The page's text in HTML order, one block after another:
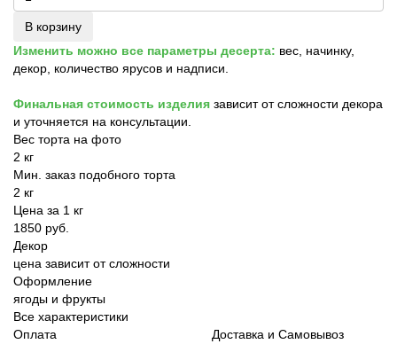
В корзину
Изменить можно все параметры десерта: вес, начинку,
декор, количество ярусов и надписи.
Финальная стоимость изделия зависит от сложности декора
и уточняется на консультации.
Вес торта на фото
2 кг
Мин. заказ подобного торта
2 кг
Цена за 1 кг
1850 руб.
Декор
цена зависит от сложности
Оформление
ягоды и фрукты
Все характеристики
Оплата
Доставка и Самовывоз